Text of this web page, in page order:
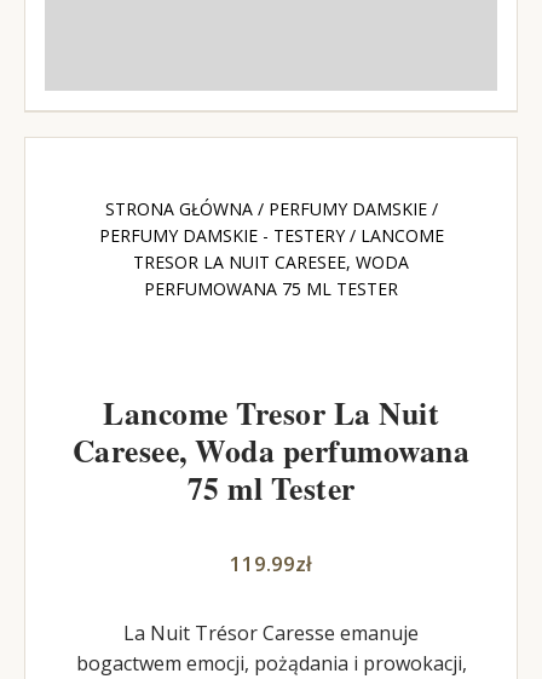
STRONA GŁÓWNA/ PERFUMY DAMSKIE/
PERFUMY DAMSKIE - TESTERY/ LANCOME
TRESOR LA NUIT CARESEE, WODA
PERFUMOWANA 75 ML TESTER
Lancome Tresor La Nuit
Caresee, Woda perfumowana
75 ml Tester
119.99zł
La Nuit Trésor Caresse emanuje
bogactwem emocji, pożądania i prowokacji,